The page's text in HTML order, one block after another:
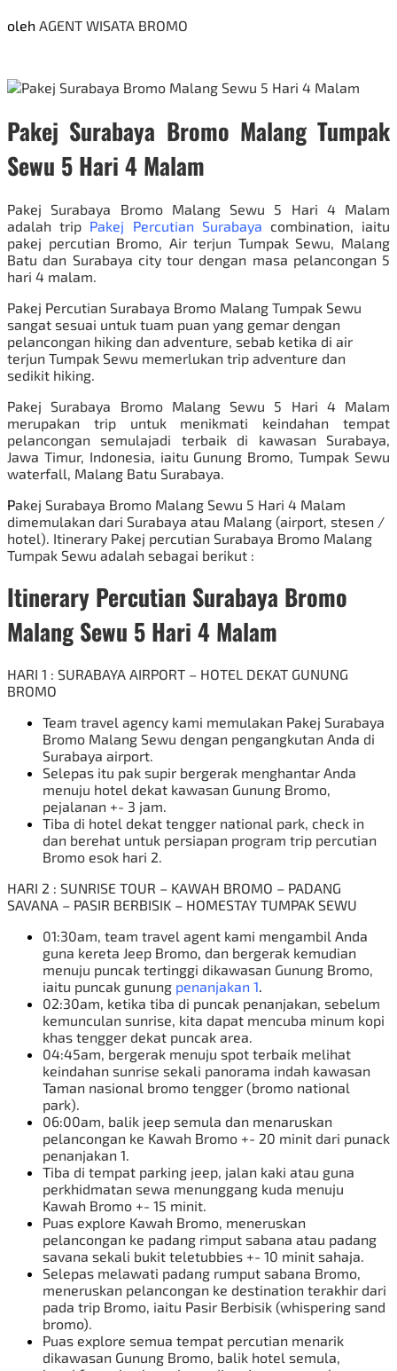
oleh AGENT WISATA BROMO
Pakej Surabaya Bromo Malang Tumpak
Sewu 5 Hari 4 Malam
Pakej Surabaya Bromo Malang Sewu 5 Hari 4 Malam
adalah trip Pakej Percutian Surabaya combination, iaitu
pakej percutian Bromo, Air terjun Tumpak Sewu, Malang
Batu dan Surabaya city tour dengan masa pelancongan 5
hari 4 malam.
Pakej Percutian Surabaya Bromo Malang Tumpak Sewu
sangat sesuai untuk tuam puan yang gemar dengan
pelancongan hiking dan adventure, sebab ketika di air
terjun Tumpak Sewu memerlukan trip adventure dan
sedikit hiking.
Pakej Surabaya Bromo Malang Sewu 5 Hari 4 Malam
merupakan trip untuk menikmati keindahan tempat
pelancongan semulajadi terbaik di kawasan Surabaya,
Jawa Timur, Indonesia, iaitu Gunung Bromo, Tumpak Sewu
waterfall, Malang Batu Surabaya.
Pakej Surabaya Bromo Malang Sewu 5 Hari 4 Malam
dimemulakan dari Surabaya atau Malang (airport, stesen /
hotel). Itinerary Pakej percutian Surabaya Bromo Malang
Tumpak Sewu adalah sebagai berikut :
Itinerary Percutian Surabaya Bromo
Malang Sewu 5 Hari 4 Malam
HARI 1 : SURABAYA AIRPORT – HOTEL DEKAT GUNUNG
BROMO
Team travel agency kami memulakan Pakej Surabaya
Bromo Malang Sewu dengan pengangkutan Anda di
Surabaya airport.
Selepas itu pak supir bergerak menghantar Anda
menuju hotel dekat kawasan Gunung Bromo,
pejalanan +- 3 jam.
Tiba di hotel dekat tengger national park, check in
dan berehat untuk persiapan program trip percutian
Bromo esok hari 2.
HARI 2 : SUNRISE TOUR – KAWAH BROMO – PADANG
SAVANA – PASIR BERBISIK – HOMESTAY TUMPAK SEWU
01:30am, team travel agent kami mengambil Anda
guna kereta Jeep Bromo, dan bergerak kemudian
menuju puncak tertinggi dikawasan Gunung Bromo,
iaitu puncak gunung penanjakan 1.
02:30am, ketika tiba di puncak penanjakan, sebelum
kemunculan sunrise, kita dapat mencuba minum kopi
khas tengger dekat puncak area.
04:45am, bergerak menuju spot terbaik melihat
keindahan sunrise sekali panorama indah kawasan
Taman nasional bromo tengger (bromo national
park).
06:00am, balik jeep semula dan menaruskan
pelancongan ke Kawah Bromo +- 20 minit dari punack
penanjakan 1.
Tiba di tempat parking jeep, jalan kaki atau guna
perkhidmatan sewa menunggang kuda menuju
Kawah Bromo +- 15 minit.
Puas explore Kawah Bromo, meneruskan
pelancongan ke padang rimput sabana atau padang
savana sekali bukit teletubbies +- 10 minit sahaja.
Selepas melawati padang rumput sabana Bromo,
meneruskan pelancongan ke destination terakhir dari
pada trip Bromo, iaitu Pasir Berbisik (whispering sand
bromo).
Puas explore semua tempat percutian menarik
dikawasan Gunung Bromo, balik hotel semula,